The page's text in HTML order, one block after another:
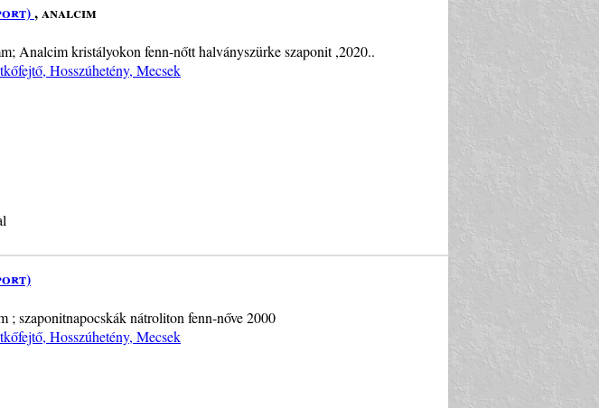
, analcim
Analcim kristályokon fenn-nőtt halványszürke szaponit ,2020..
Hosszúhetény, Mecsek
; szaponitnapocskák nátroliton fenn-nőve 2000
Hosszúhetény, Mecsek